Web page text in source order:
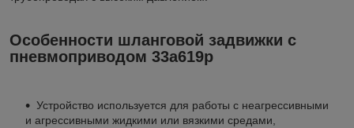
Особенности шланговой задвижки с
пневмоприводом 33а619р
Устройство используется для работы с неагрессивными
и агрессивными жидкими или вязкими средами,